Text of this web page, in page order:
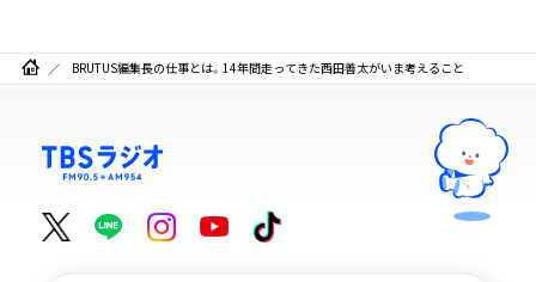
BRUTUS編集長の仕事とは。14年間走ってきた西田善太がいま考えること